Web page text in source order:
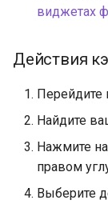
виджетах
Действия
Перейдите
Найдите
Нажмите
правом
Выберите